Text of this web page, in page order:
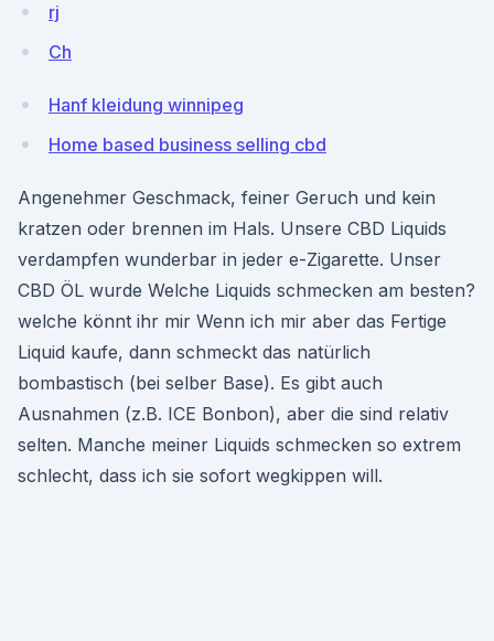
rj
Ch
Hanf kleidung winnipeg
Home based business selling cbd
Angenehmer Geschmack, feiner Geruch und kein
kratzen oder brennen im Hals. Unsere CBD Liquids
verdampfen wunderbar in jeder e-Zigarette. Unser
CBD ÖL wurde Welche Liquids schmecken am besten?
welche könnt ihr mir Wenn ich mir aber das Fertige
Liquid kaufe, dann schmeckt das natürlich
bombastisch (bei selber Base). Es gibt auch
Ausnahmen (z.B. ICE Bonbon), aber die sind relativ
selten. Manche meiner Liquids schmecken so extrem
schlecht, dass ich sie sofort wegkippen will.